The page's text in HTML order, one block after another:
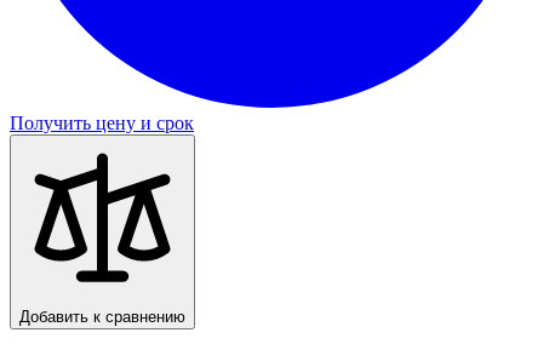
Получить цену и срок
Добавить к сравнению